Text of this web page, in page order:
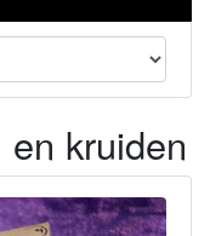
kruiden